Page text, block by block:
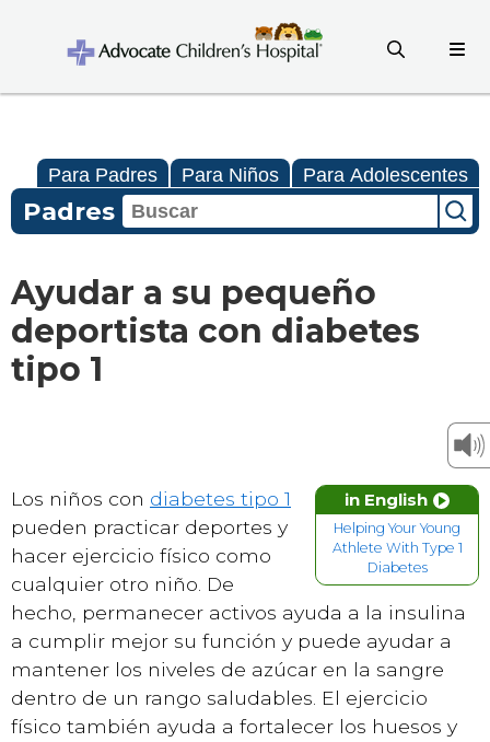
Para Padres Para Niños Para Adolescentes
Padres
Ayudar a su pequeño
deportista con diabetes
tipo 1
in English
Helping Your Young
Athlete With Type 1
Diabetes
Los niños con diabetes tipo 1
pueden practicar deportes y
hacer ejercicio físico como
cualquier otro niño. De
hecho, permanecer activos ayuda a la insulina
a cumplir mejor su función y puede ayudar a
mantener los niveles de azúcar en la sangre
dentro de un rango saludables. El ejercicio
físico también ayuda a fortalecer los huesos y